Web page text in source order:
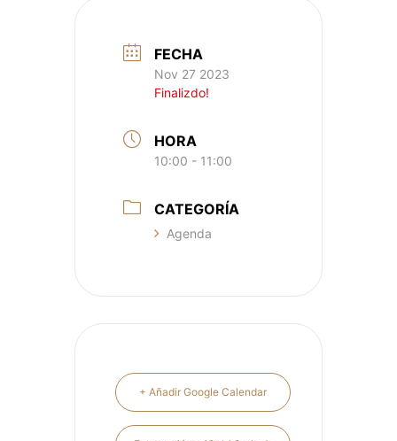
FECHA
Nov 27 2023
Finalizdo!
HORA
10:00 - 11:00
CATEGORÍA
Agenda
+ Añadir Google Calendar